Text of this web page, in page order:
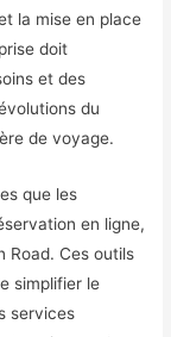
la mise en place
doit
et des
du
de voyage.
que les
en ligne,
Road. Ces outils
simplifier le
services